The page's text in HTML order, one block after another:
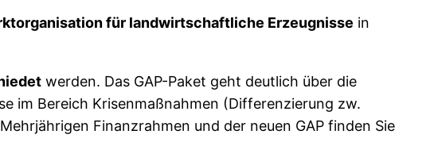
für landwirtschaftliche Erzeugnisse in
werden. Das GAP-Paket geht deutlich über die
im Bereich Krisenmaßnahmen (Differenzierung zw.
Finanzrahmen und der neuen GAP finden Sie